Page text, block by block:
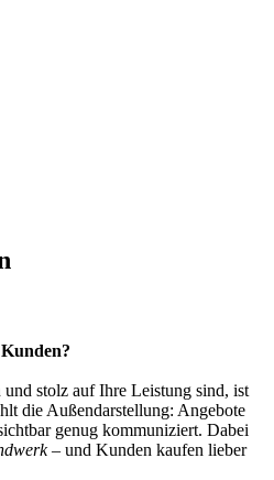
stolz auf Ihre Leistung sind, ist
die Außendarstellung: Angebote
genug kommuniziert. Dabei
– und Kunden kaufen lieber